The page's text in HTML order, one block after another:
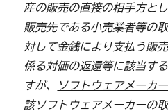
産の販売の直接の相手方と
販売先である小売業者等の
対して金銭により支払う販
係る対価の返還等に該当す
すが、
ソフトウェアメーカ
該ソフトウェアメーカーの